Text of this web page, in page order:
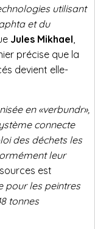
utilisant
et du
Jules Mikhael,
précise que la
devient elle-
en «verbundr»,
connecte
des déchets les
leur
est
pour les peintres
tonnes